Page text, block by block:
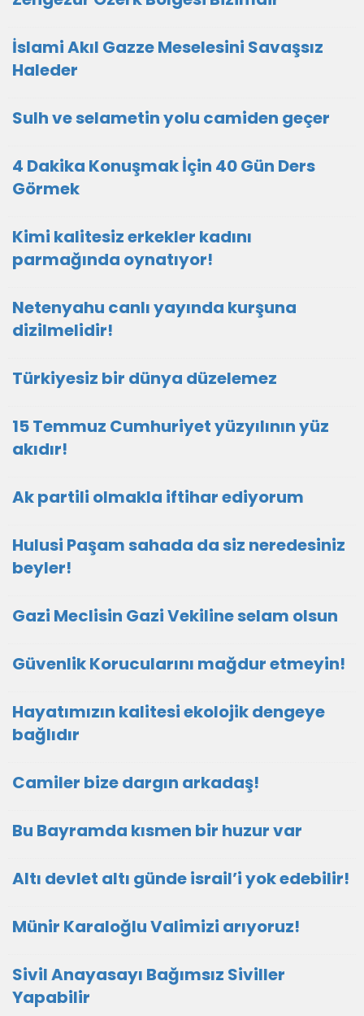
İslami Akıl Gazze Meselesini Savaşsız
Haleder
Sulh ve selametin yolu camiden geçer
4 Dakika Konuşmak İçin 40 Gün Ders
Görmek
Kimi kalitesiz erkekler kadını
parmağında oynatıyor!
Netenyahu canlı yayında kurşuna
dizilmelidir!
Türkiyesiz bir dünya düzelemez
15 Temmuz Cumhuriyet yüzyılının yüz
akıdır!
Ak partili olmakla iftihar ediyorum
Hulusi Paşam sahada da siz neredesiniz
beyler!
Gazi Meclisin Gazi Vekiline selam olsun
Güvenlik Korucularını mağdur etmeyin!
Hayatımızın kalitesi ekolojik dengeye
bağlıdır
Camiler bize dargın arkadaş!
Bu Bayramda kısmen bir huzur var
Altı devlet altı günde israil’i yok edebilir!
Münir Karaloğlu Valimizi arıyoruz!
Sivil Anayasayı Bağımsız Siviller
Yapabilir